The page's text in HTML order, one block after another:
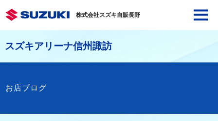
株式会社スズキ自販長野
スズキアリーナ信州諏訪
お店ブログ